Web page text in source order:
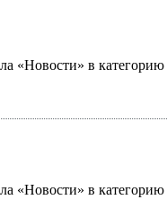
«Новости» в
«Новости» в